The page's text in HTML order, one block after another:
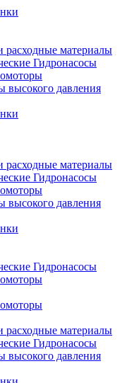
материалы
Гидронасосы
высокого давления
материалы
Гидронасосы
высокого давления
Гидронасосы
материалы
Гидронасосы
высокого давления